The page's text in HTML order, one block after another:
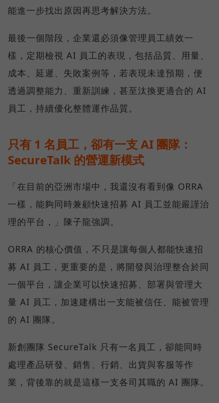
能進一步找出原因再思考解決方法。
最後一個階段，企業還必須像管理員工績效一
樣，定期檢視 AI 員工的表現，包括品質、用量、
成本、延遲、失敗案例等，若表現未達預期，便
透過調整能力、重新訓練，甚至汰換更適合的 AI
員工，持續優化整體運作品質。
只有 1 名員工，卻有一支 AI 團隊：
SecureTalk 的營運新模式
「在目前的亞洲市場中，我還沒有看到像 ORRA
一樣，能夠同時兼顧快速招募 AI 員工並能嚴謹治
理的平台，」陳子龍強調。
ORRA 的核心價值，不只是讓每個人都能快速招
募 AI 員工，更重要的是，將開發與治理整合於同
一個平台，讓企業可以快速招募、部署與管理大
量 AI 員工，加速建構出一支能被信任、能被管理
的 AI 團隊。
新創團隊 SecureTalk 只有一名員工，卻能同時
處理產品研發、銷售、行銷、出貨與客服等作
業，背後靠的就是這樣一支各司其職的 AI 團隊。